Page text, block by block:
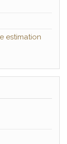
estimation